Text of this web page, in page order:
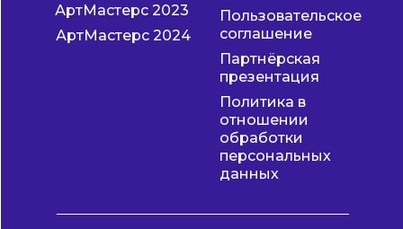
АртМастерс 2023
АртМастерс 2024
Пользовательское
соглашение
Партнёрская
презентация
Политика в
отношении
обработки
персональных
данных